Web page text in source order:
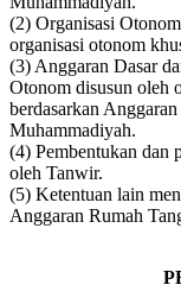
(2) Organisasi
organisasi otonom
(3) Anggaran Dasar
Otonom disusun oleh
berdasarkan
Muhammadiyah.
(4) Pembentukan dan
oleh Tanwir.
(5) Ketentuan lain
Anggaran Rumah